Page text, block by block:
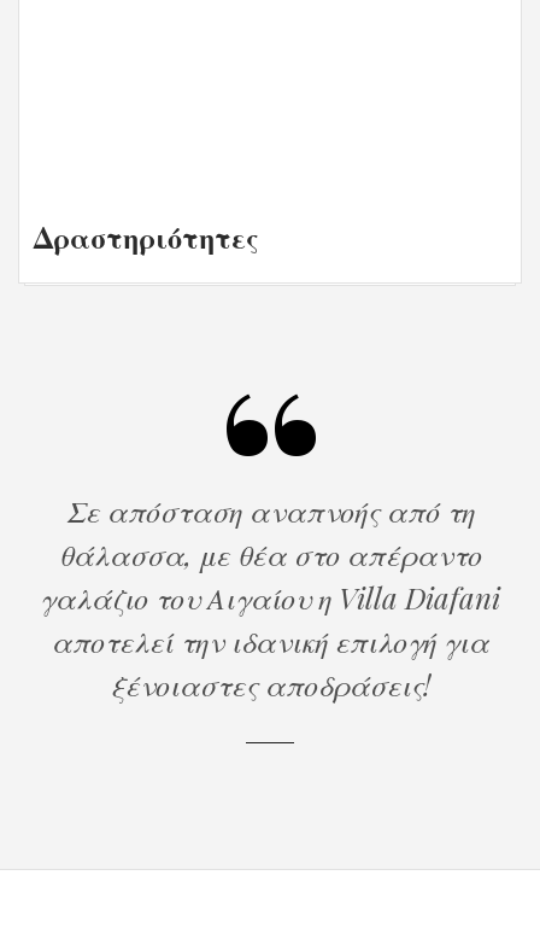
Δραστηριότητες
Σε απόσταση αναπνοής από τη
θάλασσα, με θέα στο απέραντο
γαλάζιο του Αιγαίου η Villa Diafani
αποτελεί την ιδανική επιλογή για
ξένοιαστες αποδράσεις!